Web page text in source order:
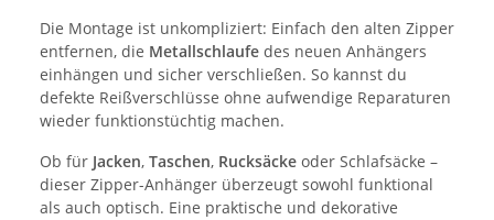
Die Montage ist unkompliziert: Einfach den alten Zipper
entfernen, die Metallschlaufe des neuen Anhängers
einhängen und sicher verschließen. So kannst du
defekte Reißverschlüsse ohne aufwendige Reparaturen
wieder funktionstüchtig machen.
Ob für Jacken, Taschen, Rucksäcke oder Schlafsäcke –
dieser Zipper-Anhänger überzeugt sowohl funktional
als auch optisch. Eine praktische und dekorative